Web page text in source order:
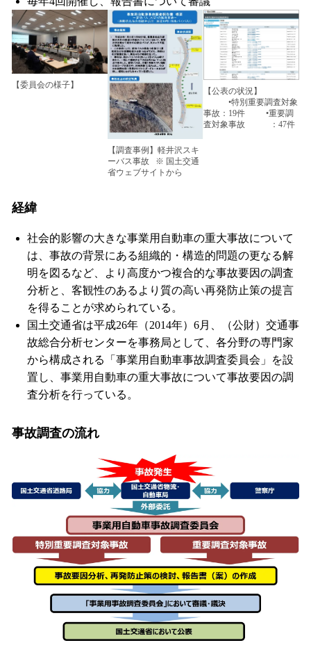
【委員会の様子】
【調査事例】軽井沢スキ
ーバス事故 ※ 国土交通
省ウェブサイトから
【公表の状況】
•特別重要調査対象
事故：19件 •重要調
査対象事故 ：47件
経緯
社会的影響の大きな事業用自動車の重大事故について
は、事故の背景にある組織的・構造的問題の更なる解
明を図るなど、より高度かつ複合的な事故要因の調査
分析と、客観性のあるより質の高い再発防止策の提言
を得ることが求められている。
国土交通省は平成26年（2014年）6月、（公財）交通事
故総合分析センターを事務局として、各分野の専門家
から構成される「事業用自動車事故調査委員会」を設
置し、事業用自動車の重大事故について事故要因の調
査分析を行っている。
事故調査の流れ